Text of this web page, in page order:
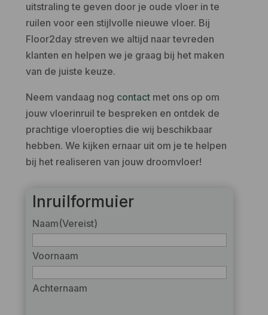
uitstraling te geven door je oude vloer in te
ruilen voor een stijlvolle nieuwe vloer. Bij
Floor2day streven we altijd naar tevreden
klanten en helpen we je graag bij het maken
van de juiste keuze.
Neem vandaag nog contact met ons op om
jouw vloerinruil te bespreken en ontdek de
prachtige vloeropties die wij beschikbaar
hebben. We kijken ernaar uit om je te helpen
bij het realiseren van jouw droomvloer!
Inruilformuier
Naam(Vereist)
Voornaam
Achternaam